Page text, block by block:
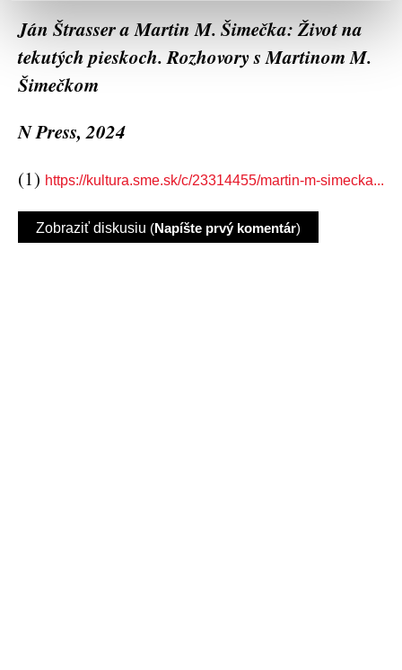
Ján Štrasser a Martin M. Šimečka: Život na
tekutých pieskoch. Rozhovory s Martinom M.
Šimečkom
N Press, 2024
(1) https://kultura.sme.sk/c/23314455/martin-m-simecka...
Zobraziť diskusiu (Napíšte prvý komentár)